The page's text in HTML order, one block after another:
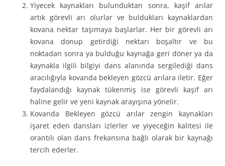
Yiyecek kaynakları bulunduktan sonra, kaşif arılar
artık görevli arı olurlar ve buldukları kaynaklardan
kovana nektar taşımaya başlarlar. Her bir görevli arı
kovana donup getirdiği nektarı boşaltır ve bu
noktadan sonra ya bulduğu kaynağa geri döner ya da
kaynakla ilgili bilgiyi dans alanında sergilediği dans
aracılığıyla kovanda bekleyen gözcü arılara iletir. Eğer
faydalandığı kaynak tükenmiş ise görevli kaşif arı
haline gelir ve yeni kaynak arayışına yönelir.
Kovanda Bekleyen gözcü arılar zengin kaynakları
işaret eden dansları izlerler ve yiyeceğin kalitesi ile
orantılı olan dans frekansına bağlı olarak bir kaynağı
tercih ederler.